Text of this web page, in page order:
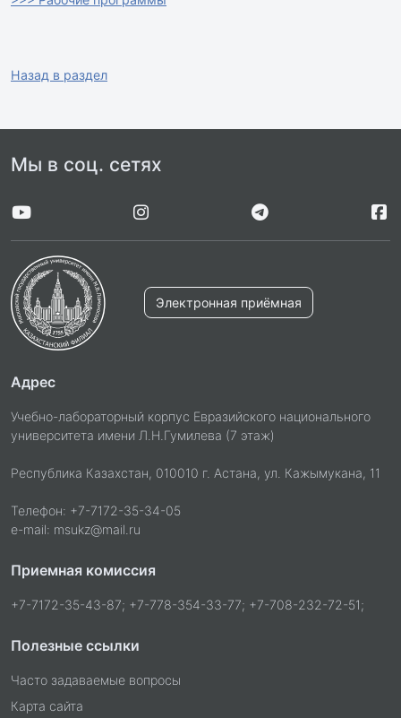
Назад в раздел
Мы в соц. сетях
Электронная приёмная
Адрес
Учебно-лабораторный корпус Евразийского национального
университета имени Л.Н.Гумилева (7 этаж)
Республика Казахстан, 010010 г. Астана, ул. Кажымукана, 11
Телефон: +7-7172-35-34-05
e-mail: msukz@mail.ru
Приемная комиссия
+7-7172-35-43-87; +7-778-354-33-77; +7-708-232-72-51;
Полезные ссылки
Часто задаваемые вопросы
Карта сайта